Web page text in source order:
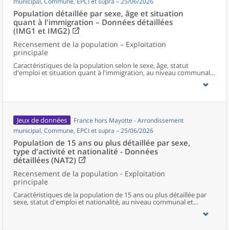
Population détaillée par sexe, âge et situation
quant à l'immigration – Données détaillées
(IMG1 et IMG2)
Recensement de la population – Exploitation
principale
Caractéristiques de la population selon le sexe, âge, statut
d'emploi et situation quant à l'immigration, au niveau communal
et supracommunal pour la France hors Mayotte.
Jeux de données
France hors Mayotte - Arrondissement
municipal, Commune, EPCI et supra – 25/06/2026
Population de 15 ans ou plus détaillée par sexe,
type d'activité et nationalité - Données
détaillées (NAT2)
Recensement de la population - Exploitation
principale
Caractéristiques de la population de 15 ans ou plus détaillée par
sexe, statut d'emploi et nationalité, au niveau communal et
supracommunal pour la France hors Mayotte.